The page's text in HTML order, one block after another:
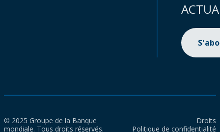
© 2025 Groupe de la Banque
mondiale. Tous droits réservés.
Droits
Politique de confidentialité